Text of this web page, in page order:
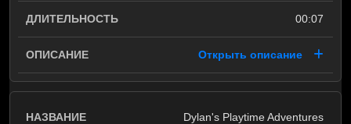
00:07
Открыть описание
Dylan's Playtime Adventures